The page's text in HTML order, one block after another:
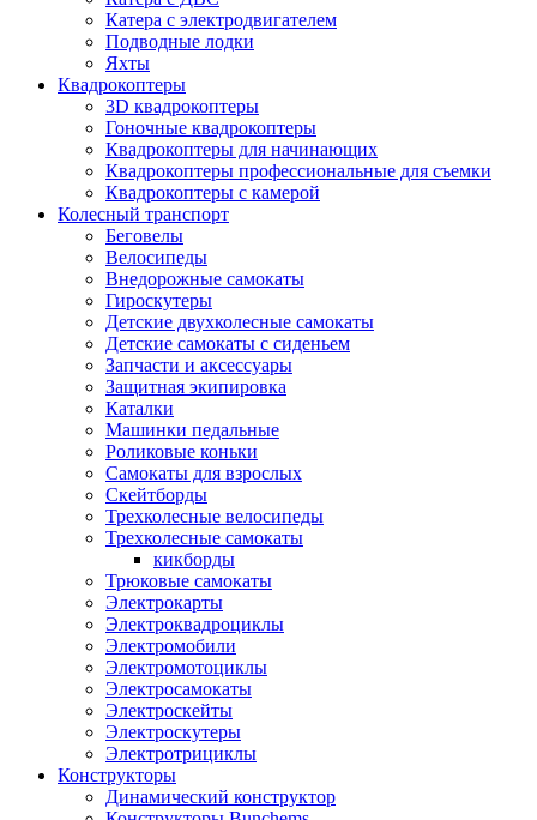
Катера с электродвигателем
Подводные лодки
Яхты
Квадрокоптеры
3D квадрокоптеры
Гоночные квадрокоптеры
Квадрокоптеры для начинающих
Квадрокоптеры профессиональные для съемки
Квадрокоптеры с камерой
Колесный транспорт
Беговелы
Велосипеды
Внедорожные самокаты
Гироскутеры
Детские двухколесные самокаты
Детские самокаты с сиденьем
Запчасти и аксессуары
Защитная экипировка
Каталки
Машинки педальные
Роликовые коньки
Самокаты для взрослых
Скейтборды
Трехколесные велосипеды
Трехколесные самокаты
кикборды
Трюковые самокаты
Электрокарты
Электроквадроциклы
Электромобили
Электромотоциклы
Электросамокаты
Электроскейты
Электроскутеры
Электротрициклы
Конструкторы
Динамический конструктор